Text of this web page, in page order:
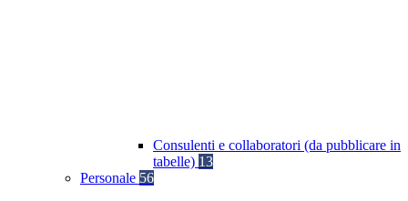
Consulenti e collaboratori (da pubblicare in
tabelle) 13
Personale 56